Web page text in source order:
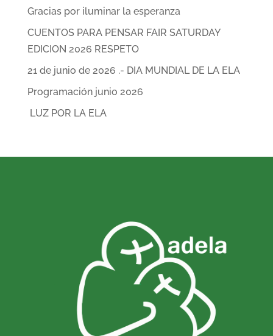
Gracias por iluminar la esperanza
CUENTOS PARA PENSAR FAIR SATURDAY
EDICION 2026 RESPETO
21 de junio de 2026 .- DIA MUNDIAL DE LA ELA
Programación junio 2026
LUZ POR LA ELA